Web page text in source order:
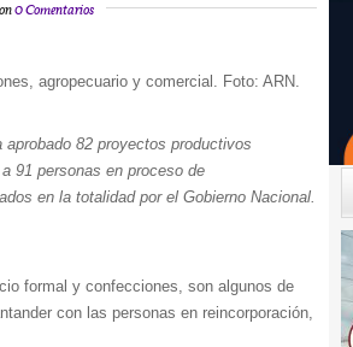
0 Comentarios
agropecuario y comercial. Foto: ARN.
82 proyectos productivos
91 personas en proceso de
en la totalidad por el Gobierno Nacional.
formal y confecciones, son algunos de
con las personas en reincorporación,